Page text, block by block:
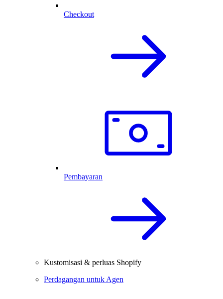
Checkout
Pembayaran
Kustomisasi & perluas Shopify
Perdagangan untuk Agen